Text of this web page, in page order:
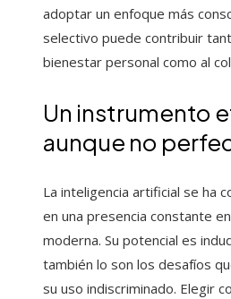
adoptar un enfoque más
selectivo puede contribuir
bienestar personal como al
Un instrumento
aunque no
La inteligencia artificial se ha
en una presencia constante
moderna. Su potencial es
también lo son los desafíos
su uso indiscriminado. Elegir